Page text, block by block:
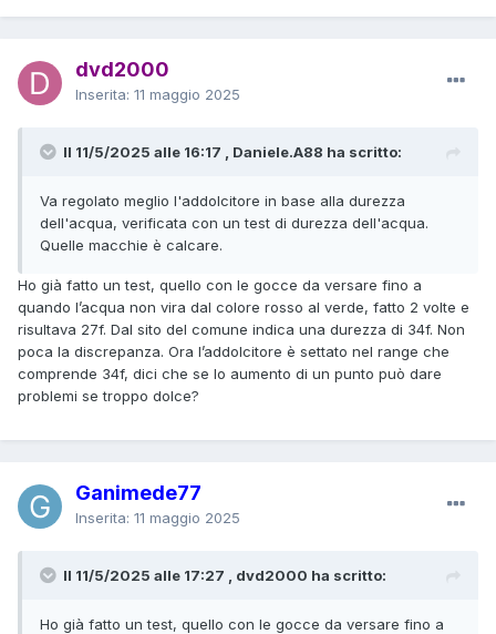
dvd2000
Inserita: 11 maggio 2025
Il 11/5/2025 alle 16:17 , Daniele.A88 ha scritto:
Va regolato meglio l'addolcitore in base alla durezza
dell'acqua, verificata con un test di durezza dell'acqua.
Quelle macchie è calcare.
Ho già fatto un test, quello con le gocce da versare fino a
quando l’acqua non vira dal colore rosso al verde, fatto 2 volte e
risultava 27f. Dal sito del comune indica una durezza di 34f. Non
poca la discrepanza. Ora l’addolcitore è settato nel range che
comprende 34f, dici che se lo aumento di un punto può dare
problemi se troppo dolce?
Ganimede77
Inserita: 11 maggio 2025
Il 11/5/2025 alle 17:27 , dvd2000 ha scritto:
Ho già fatto un test, quello con le gocce da versare fino a